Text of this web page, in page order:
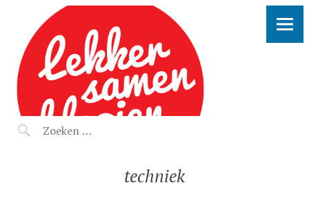
LEKKER SAMEN KLOOIEN
techniek